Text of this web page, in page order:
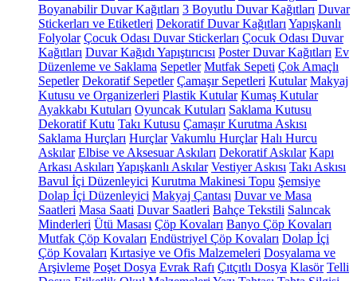
Boyanabilir Duvar Kağıtları 3 Boyutlu Duvar Kağıtları Duvar
Stickerları ve Etiketleri Dekoratif Duvar Kağıtları Yapışkanlı
Folyolar Çocuk Odası Duvar Stickerları Çocuk Odası Duvar
Kağıtları Duvar Kağıdı Yapıştırıcısı Poster Duvar Kağıtları Ev
Düzenleme ve Saklama Sepetler Mutfak Sepeti Çok Amaçlı
Sepetler Dekoratif Sepetler Çamaşır Sepetleri Kutular Makyaj
Kutusu ve Organizerleri Plastik Kutular Kumaş Kutular
Ayakkabı Kutuları Oyuncak Kutuları Saklama Kutusu
Dekoratif Kutu Takı Kutusu Çamaşır Kurutma Askısı
Saklama Hurçları Hurçlar Vakumlu Hurçlar Halı Hurcu
Askılar Elbise ve Aksesuar Askıları Dekoratif Askılar Kapı
Arkası Askıları Yapışkanlı Askılar Vestiyer Askısı Takı Askısı
Bavul İçi Düzenleyici Kurutma Makinesi Topu Şemsiye
Dolap İçi Düzenleyici Makyaj Çantası Duvar ve Masa
Saatleri Masa Saati Duvar Saatleri Bahçe Tekstili Salıncak
Minderleri Ütü Masası Çöp Kovaları Banyo Çöp Kovaları
Mutfak Çöp Kovaları Endüstriyel Çöp Kovaları Dolap İçi
Çöp Kovaları Kırtasiye ve Ofis Malzemeleri Dosyalama ve
Arşivleme Poşet Dosya Evrak Rafı Çıtçıtlı Dosya Klasör Telli